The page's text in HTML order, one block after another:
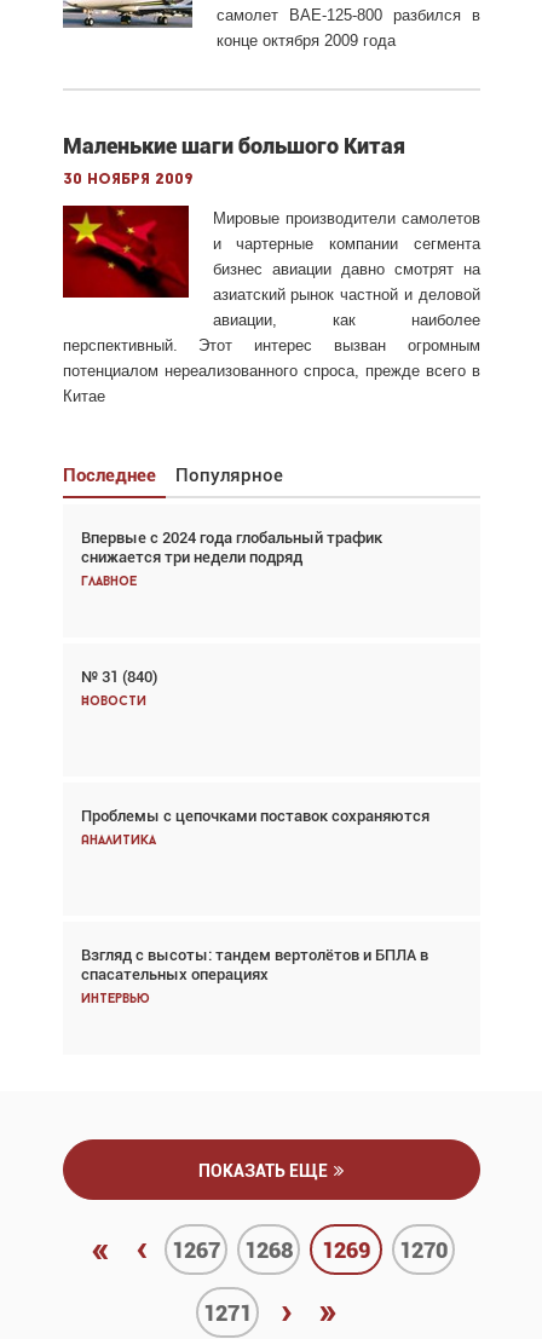
самолет BAE-125-800 разбился в
конце октября 2009 года
Маленькие шаги большого Китая
30 ноября 2009
Мировые производители самолетов
и чартерные компании сегмента
бизнес авиации давно смотрят на
азиатский рынок частной и деловой
авиации, как наиболее
перспективный. Этот интерес вызван огромным
потенциалом нереализованного спроса, прежде всего в
Китае
Последнее Популярное
Впервые с 2024 года глобальный трафик
снижается три недели подряд
Главное
№ 31 (840)
Новости
Проблемы с цепочками поставок сохраняются
Аналитика
Взгляд с высоты: тандем вертолётов и БПЛА в
спасательных операциях
Интервью
Взгляд с высоты: тандем вертолётов и БПЛА в
спасательных операциях
Главное
Авиационный фотограф Дэйв Кох: «Фотография
говорит сама за себя... а ИИ всё портит»
Впервые с 2024 года глобальный трафик
снижается три недели подряд
Частный самолёт – это актив. Подходите к
покупке соответствующим образом
Интервью
ПОКАЗАТЬ ЕЩЕ
« ‹ 1267 1268 1269 1270
1271 › »